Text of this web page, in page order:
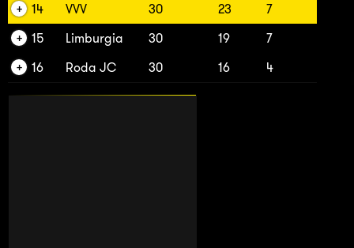
14
VVV 30 23
7
15
Limburgia 30 19
7
16
Roda JC 30 16 4